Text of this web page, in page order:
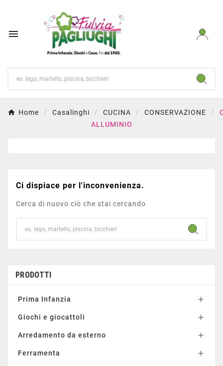

Home Casalinghi CUCINA CONSERVAZIONE
ALLUMINIO
Ci dispiace per l'inconvenienza.
Cerca di nuovo ciò che stai cercando
PRODOTTI
Prima Infanzia 
Giochi e giocattoli 
Arredamento da esterno 
Ferramenta 